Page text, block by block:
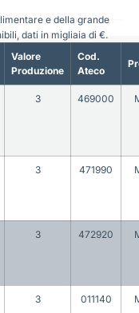
Valore
Produzione
Cod.
Ateco
3 469000
3 471990
3 472920
3 011140
e della grande
dati in migliaia di €.